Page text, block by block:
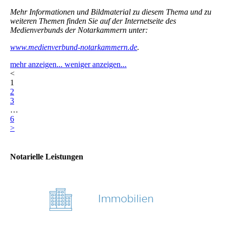
Mehr Informationen und Bildmaterial zu diesem Thema und zu
weiteren Themen finden Sie auf der Internetseite des
Medienverbunds der Notarkammern unter:
www.medienverbund-notarkammern.de.
mehr anzeigen... weniger anzeigen...
<
1
2
3
…
6
>
Notarielle Leistungen